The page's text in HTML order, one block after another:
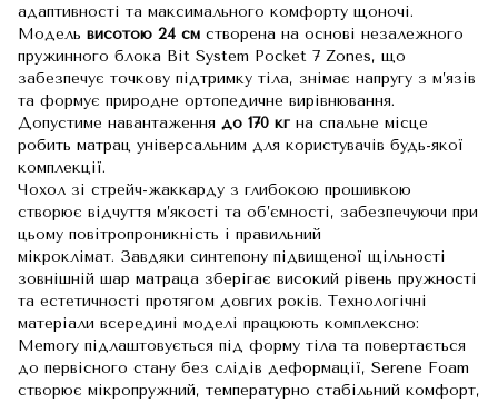
адаптивності та максимального комфорту щоночі.
Модель висотою 24 см створена на основі незалежного
пружинного блока Bit System Pocket 7 Zones, що
забезпечує точкову підтримку тіла, знімає напругу з м’язів
та формує природне ортопедичне вирівнювання.
Допустиме навантаження до 170 кг на спальне місце
робить матрац універсальним для користувачів будь-якої
комплекції.
Чохол зі стрейч-жаккарду з глибокою прошивкою
створює відчуття м’якості та об’ємності, забезпечуючи при
цьому повітропроникність і правильний
мікроклімат. Завдяки синтепону підвищеної щільності
зовнішній шар матраца зберігає високий рівень пружності
та естетичності протягом довгих років. Технологічні
матеріали всередині моделі працюють комплексно:
Memory підлаштовується під форму тіла та повертається
до первісного стану без слідів деформації, Serene Foam
створює мікропружний, температурно стабільний комфорт,